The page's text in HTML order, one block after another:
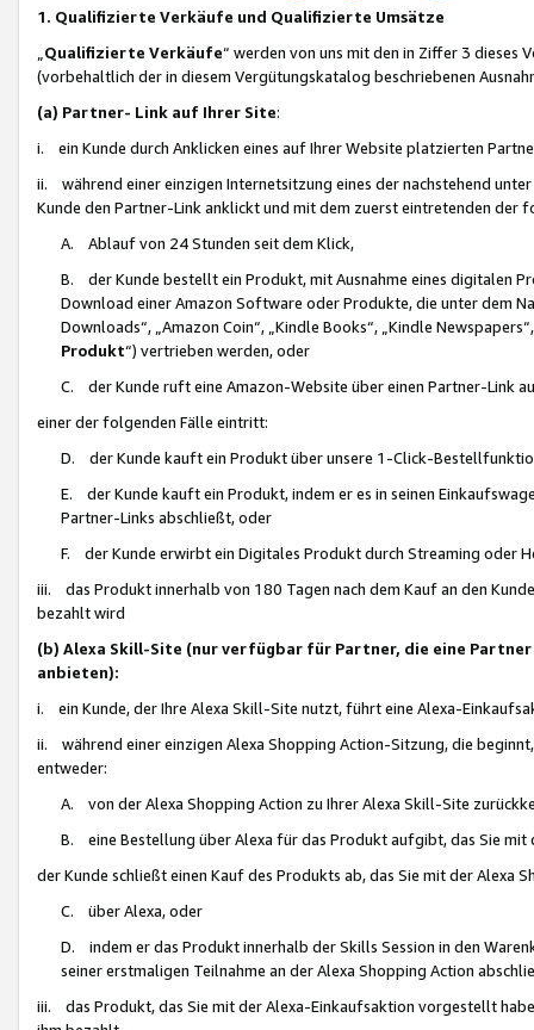
1. Qualifizierte Verkäufe und Qualifizierte Umsätze
Qualifizierte Verkäufe“ werden von uns mit den in Ziffer 3
(vorbehaltlich der in diesem Vergütungskatalog beschriebenen
(a) Partner- Link auf Ihrer Site:
i. ein Kunde durch Anklicken eines auf Ihrer Website platzierten
ii. während einer einzigen Internetsitzung eines der nachstehend
Kunde den Partner-Link anklickt und mit dem zuerst eintretenden der
A. Ablauf von 24 Stunden seit dem Klick,
B. der Kunde bestellt ein Produkt, mit Ausnahme eines digitalen
Download einer Amazon Software oder Produkte, die unter dem
Downloads“, „Amazon Coin“, „Kindle Books“, „Kindle
Produkt“) vertrieben werden, oder
C. der Kunde ruft eine Amazon-Website über einen Partner-Link
einer der folgenden Fälle eintritt:
D. der Kunde kauft ein Produkt über unsere 1-Click-
E. der Kunde kauft ein Produkt, indem er es in seinen
Partner-Links abschließt, oder
F. der Kunde erwirbt ein Digitales Produkt durch Streaming oder
iii. das Produkt innerhalb von 180 Tagen nach dem Kauf an den
bezahlt wird
(b) Alexa Skill-Site (nur verfügbar für Partner, die eine
anbieten):
i. ein Kunde, der Ihre Alexa Skill-Site nutzt, führt eine Alexa-
ii. während einer einzigen Alexa Shopping Action-Sitzung, die
entweder:
A. von der Alexa Shopping Action zu Ihrer Alexa Skill-Site
B. eine Bestellung über Alexa für das Produkt aufgibt, das Sie mit
der Kunde schließt einen Kauf des Produkts ab, das Sie mit der Alexa
C. über Alexa, oder
D. indem er das Produkt innerhalb der Skills Session in den
seiner erstmaligen Teilnahme an der Alexa Shopping Action
iii. das Produkt, das Sie mit der Alexa-Einkaufsaktion vorgestellt